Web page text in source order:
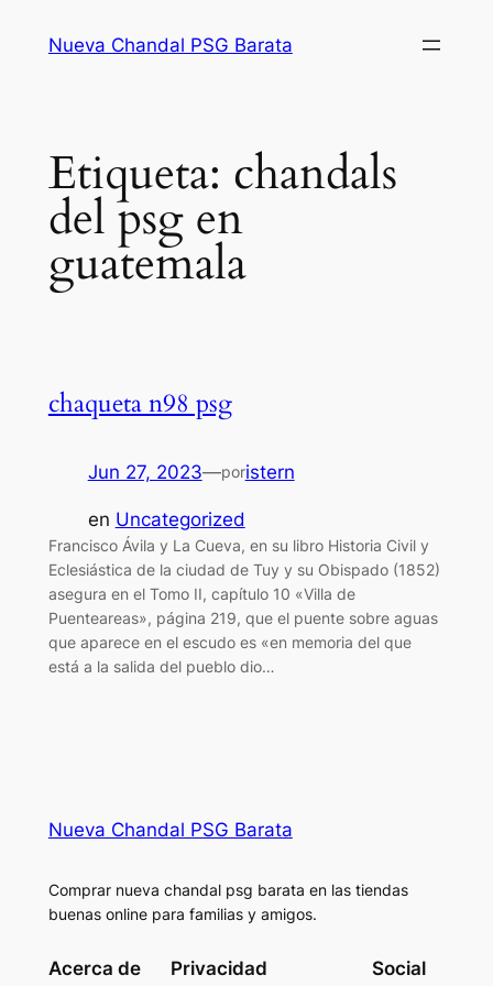
Nueva Chandal PSG Barata
Etiqueta: chandals
del psg en
guatemala
chaqueta n98 psg
Jun 27, 2023—poristern
en Uncategorized
Francisco Ávila y La Cueva, en su libro Historia Civil y
Eclesiástica de la ciudad de Tuy y su Obispado (1852)
asegura en el Tomo II, capítulo 10 «Villa de
Puenteareas», página 219, que el puente sobre aguas
que aparece en el escudo es «en memoria del que
está a la salida del pueblo dio…
Nueva Chandal PSG Barata
Comprar nueva chandal psg barata en las tiendas
buenas online para familias y amigos.
Acerca de Privacidad Social